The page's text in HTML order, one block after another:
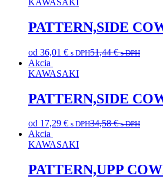
PATTERN,SIDE
od 36,01 € s DPH51,44€ s DPH
Akcia
KAWASAKI
PATTERN,SIDE
od 17,29 € s DPH34,58€ s DPH
Akcia
KAWASAKI
PATTERN,UPP